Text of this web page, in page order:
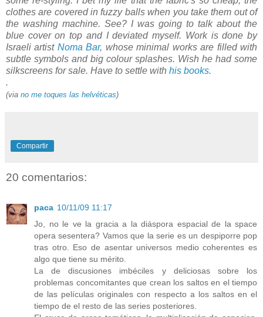
clothes are covered in fuzzy balls when you take them out of
the washing machine. See? I was going to talk about the
blue cover on top and I deviated myself. Work is done by
Israeli artist Noma Bar, whose minimal works are filled with
subtle symbols and big colour splashes. Wish he had some
silkscreens for sale. Have to settle with his books.
.
(via no me toques las helvéticas)
Compartir
20 comentarios:
paca 10/11/09 11:17
Jo, no le ve la gracia a la diáspora espacial de la space
opera sesentera? Vamos que la serie es un despiporre pop
tras otro. Eso de asentar universos medio coherentes es
algo que tiene su mérito.
La de discusiones imbéciles y deliciosas sobre los
problemas concomitantes que crean los saltos en el tiempo
de las películas originales con respecto a los saltos en el
tiempo de el resto de las series posteriores.